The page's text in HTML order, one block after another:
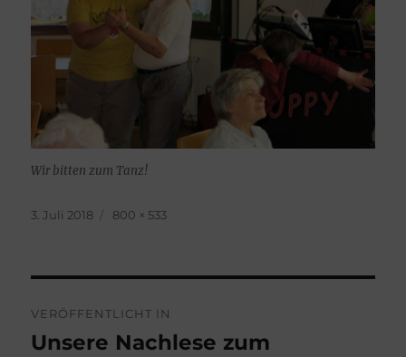
Wir bitten zum Tanz!
Veröffentlicht
3. Juli 2018 Originalgröße
800 × 533
VERÖFFENTLICHT IN
Unsere Nachlese zum